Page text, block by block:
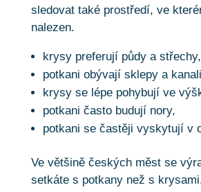
sledovat také prostředí, ve
nalezen.
krysy preferují půdy a střechy,
potkani obývají sklepy a
krysy se lépe pohybují ve
potkani často budují nory,
potkani se častěji vyskytují v
Ve většině českých měst se
setkáte s potkany než s